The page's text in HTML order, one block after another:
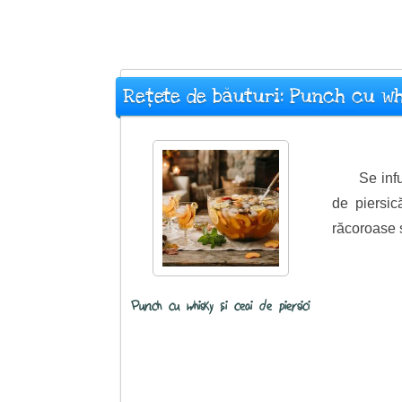
Rețete de băuturi: Punch cu
Punch cu whisky și ceai de piersici
Se
de
răcoroase